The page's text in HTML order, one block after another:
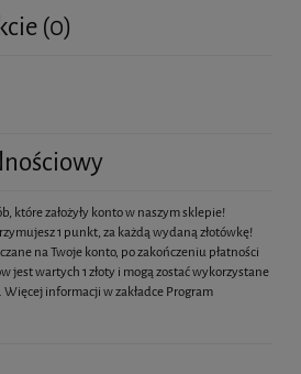
(0)
które założyły konto w naszym sklepie!
1 punkt, za każdą wydaną złotówkę!
na Twoje konto, po zakończeniu płatności
jest wartych 1 złoty i mogą zostać wykorzystane
informacji w zakładce Program